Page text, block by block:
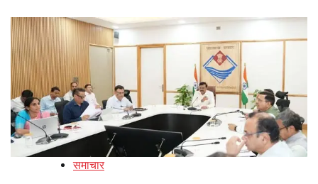
समाचार